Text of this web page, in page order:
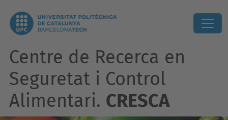
Centre de Recerca en
Seguretat i Control
Alimentari. CRESCA